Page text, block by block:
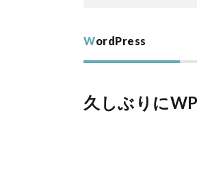
WordPress
久しぶりに